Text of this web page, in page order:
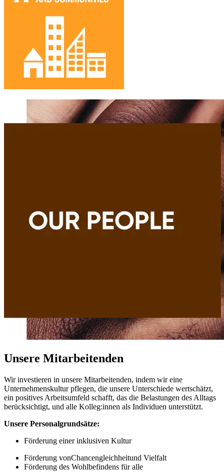
Unsere Mitarbeitenden
Wir investieren in unsere Mitarbeitenden, indem wir eine
Unternehmenskultur pflegen, die unsere Unterschiede wertschätzt,
ein positives Arbeitsumfeld schafft, das die Belastungen des Alltags
berücksichtigt, und alle Kolleg:innen als Individuen unterstützt.
Unsere Personalgrundsätze:
Förderung einer inklusiven Kultur
Förderung vonChancengleichheitund Vielfalt
Förderung des Wohlbefindens für alle